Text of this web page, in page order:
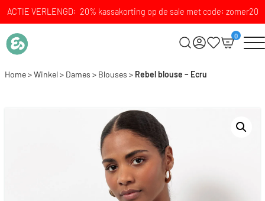
ACTIE VERLENGD: 20% kassakorting op de sale met code: zomer20
0
Home>Winkel> Dames > Blouses > Rebel blouse – Ecru